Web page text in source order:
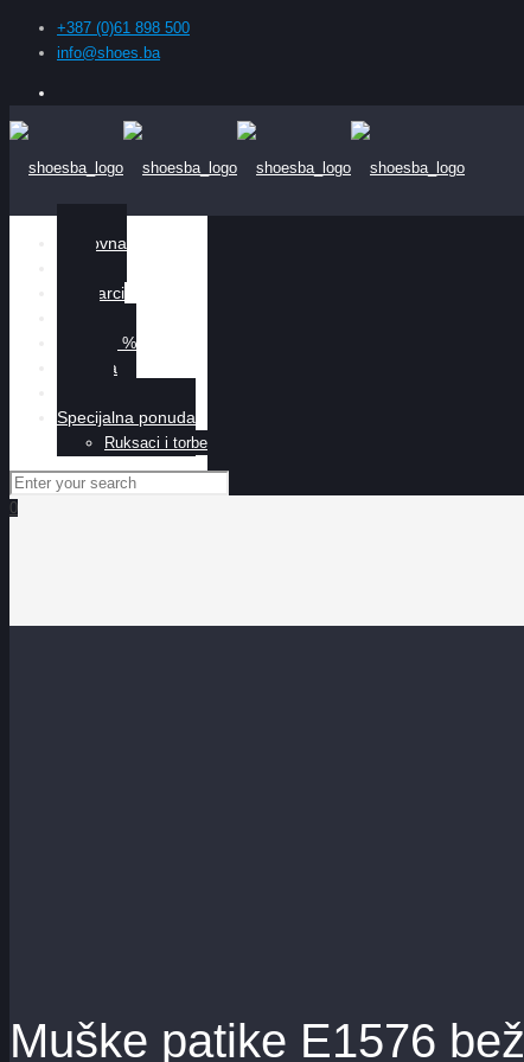
+387 (0)61 898 500
info@shoes.ba
Naslovna
Muškarci
Sniženo %
O nama
Specijalna ponuda
Ruksaci i torbe
0
Muške patike E1576 bež